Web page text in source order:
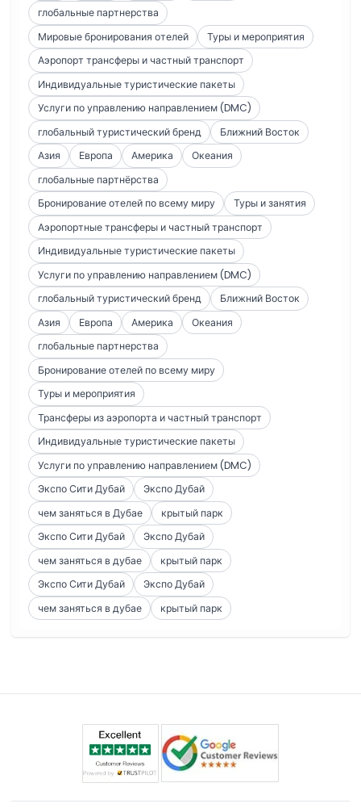
глобальные партнерства
Мировые бронирования отелей
Туры и мероприятия
Аэропорт трансферы и частный транспорт
Индивидуальные туристические пакеты
Услуги по управлению направлением (DMC)
глобальный туристический бренд
Ближний Восток
Азия
Европа Америка
Океания
глобальные партнёрства
Бронирование отелей по всему миру
Туры и занятия
Аэропортные трансферы и частный транспорт
Индивидуальные туристические пакеты
Услуги по управлению направлением (DMC)
глобальный туристический бренд
Ближний Восток
Азия
Европа Америка
Океания
глобальные партнерства
Бронирование отелей по всему миру
Туры и мероприятия
Трансферы из аэропорта и частный транспорт
Индивидуальные туристические пакеты
Услуги по управлению направлением (DMC)
Экспо Сити Дубай
Экспо Дубай
чем заняться в Дубае
крытый парк
Экспо Сити Дубай
Экспо Дубай
чем заняться в дубае
крытый парк
Экспо Сити Дубай
Экспо Дубай
чем заняться в дубае
крытый парк